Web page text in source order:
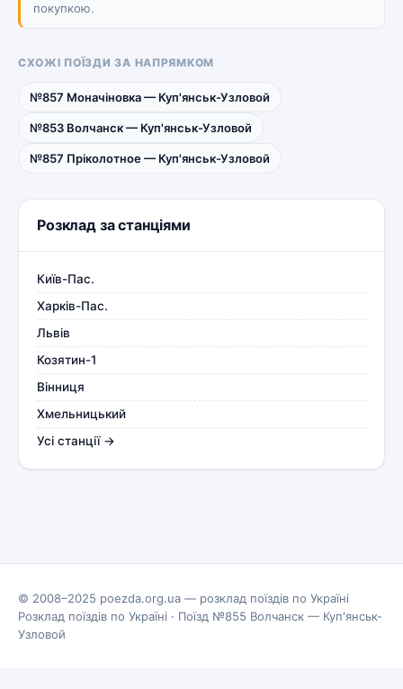
покупкою.
СХОЖІ ПОЇЗДИ ЗА НАПРЯМКОМ
№857 Моначіновка — Куп'янськ-Узловой
№853 Волчанск — Куп'янськ-Узловой
№857 Пріколотное — Куп'янськ-Узловой
Розклад за станціями
Київ-Пас.
Харків-Пас.
Львів
Козятин-1
Вінниця
Хмельницький
Усі станції →
© 2008–2025 poezda.org.ua — розклад поїздів по Україні
Розклад поїздів по Україні · Поїзд №855 Волчанск — Куп'янськ-
Узловой